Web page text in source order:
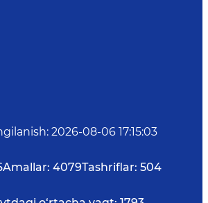
: 2026-08-06 17:15:03
Amallar: 4079Tashriflar: 504